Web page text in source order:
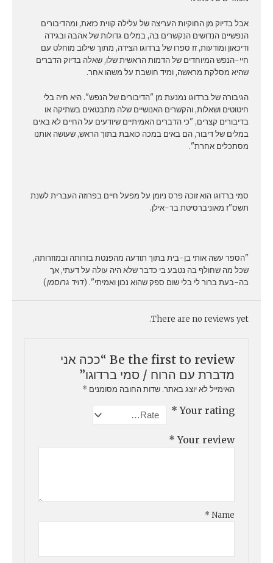
אבל בדיוק מן החוקיות העריצה של עלילה קווית כזאת, ומהדיבורים
הנפשיים הנדושים הנקשרים בה, במלים גדולות של אהבה ובגידה
ודיכאון ומודעות, זז ספרו של ברדוגו הצידה, מתוך שילוב מוחלט עם
חיי-הנפש המיוחדים של הדמות הראשית שלו, שאלה בדיוק הדברים
שהיא מסלקת מראשה, ומיד חושבת על משהו אחר.
הגיבורה של ברדוגו נמנעת מן "הדיבורים של הנפש". היא חיה בלי
חיטוטים ושאלות, והקשרים האנושיים שלה מתבטאים בשתיקה או
בדיבורים קצרים, "כי הדברים האמיתיים שיודעים על החיים לא באים
במלים של דיבור, הם באים במכה כואבת בתוך הראש, שעושה אותנו
מסתכלים אחרת".
סמי ברדוגו הוא זוכה פרס ניומן על מפעל חיים בפרוזה העברית לשנת
תשס"ז מאוניברסיטת בר-אילן.
"הספר עשה אותי בן-בית בתוך תודעה מהפנטת בזרותה ובמוזרותה,
שכל מה שחולף בה נטבע בי כדבר שלא היה עולה על דעתי, אך
בה-בעת ברור לי בלי שום ספק שהוא נכון ואמיתי". (דויד גרוסמן)
There are no reviews yet.
Be the first to review “ככה אני
מדברת עם הרוח / סמי ברדוגו”
האימייל לא יוצג באתר. שדות החובה מסומנים *
Your rating
*
Your review
*
Name
*